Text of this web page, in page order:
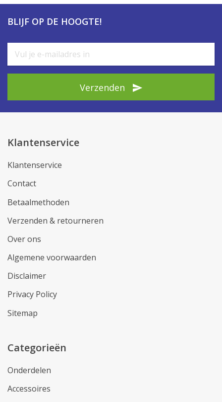
BLIJF OP DE HOOGTE!
Verzenden
Klantenservice
Klantenservice
Contact
Betaalmethoden
Verzenden & retourneren
Over ons
Algemene voorwaarden
Disclaimer
Privacy Policy
Sitemap
Categorieën
Onderdelen
Accessoires